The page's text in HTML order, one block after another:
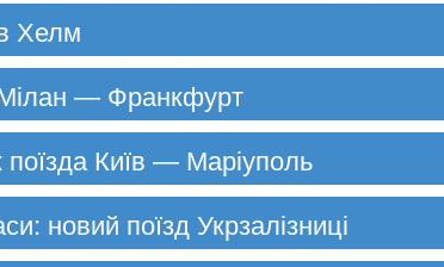
Хелм
— Франкфурт
поїзда Київ — Маріуполь
новий поїзд Укрзалізниці